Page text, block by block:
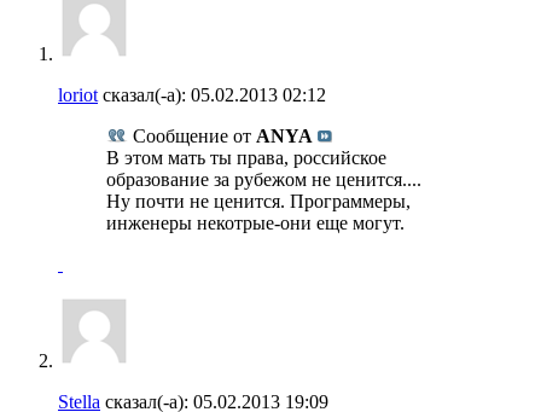
loriot сказал(-а): 05.02.2013 02:12
Сообщение от ANYA
В этом мать ты права, российское
образование за рубежом не ценится....
Ну почти не ценится. Программеры,
инженеры некотрые-они еще могут.
Stella сказал(-а): 05.02.2013 19:09